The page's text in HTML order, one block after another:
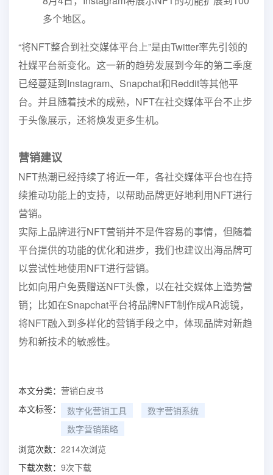
多个地区。
“将NFT整合到社交媒体平台上”是由Twitter率先引领的
社媒平台新变化。这一新的趋势发展到今年的第二季度
已经蔓延到Instagram、Snapchat和Reddit等其他平
台。并且随着技术的成熟，NFT在社交媒体平台不止步
于头像展示，还将焕发更多生机。
营销建议
NFT热潮已经持续了将近一年，各社交媒体平台也在持
续推动功能上的支持，以帮助品牌更好地利用NFT进行
营销。
实际上品牌进行NFT营销并不是件容易的事情，但随着
平台提供的功能的优化和进步，我们也建议出海品牌可
以尝试性地使用NFT进行营销。
比如向用户免费赠送NFT头像，以在社交媒体上造势营
销；比如在Snapchat平台将品牌NFT制作成AR滤镜，
将NFT融入到多样化的营销手段之中，体现品牌对新趋
势和新技术的敏感性。
本文分类： 营销白皮书
本文标签：
数字化营销工具
数字营销系统
数字营销策略
浏览次数： 2214次浏览
下载次数： 9次下载